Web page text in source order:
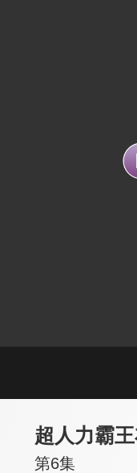
超人力霸
第6集